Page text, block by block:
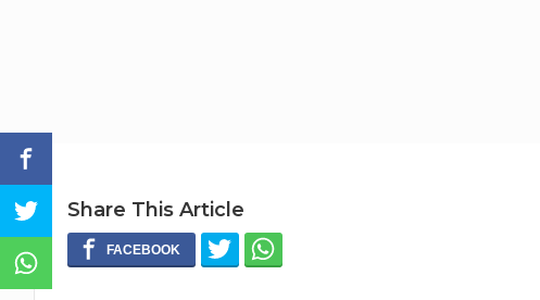
Share This Article